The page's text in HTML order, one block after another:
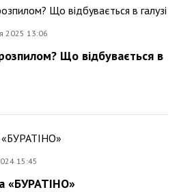
2025 13:06
Що відбувається в
15:45
«БУРАТІНО»